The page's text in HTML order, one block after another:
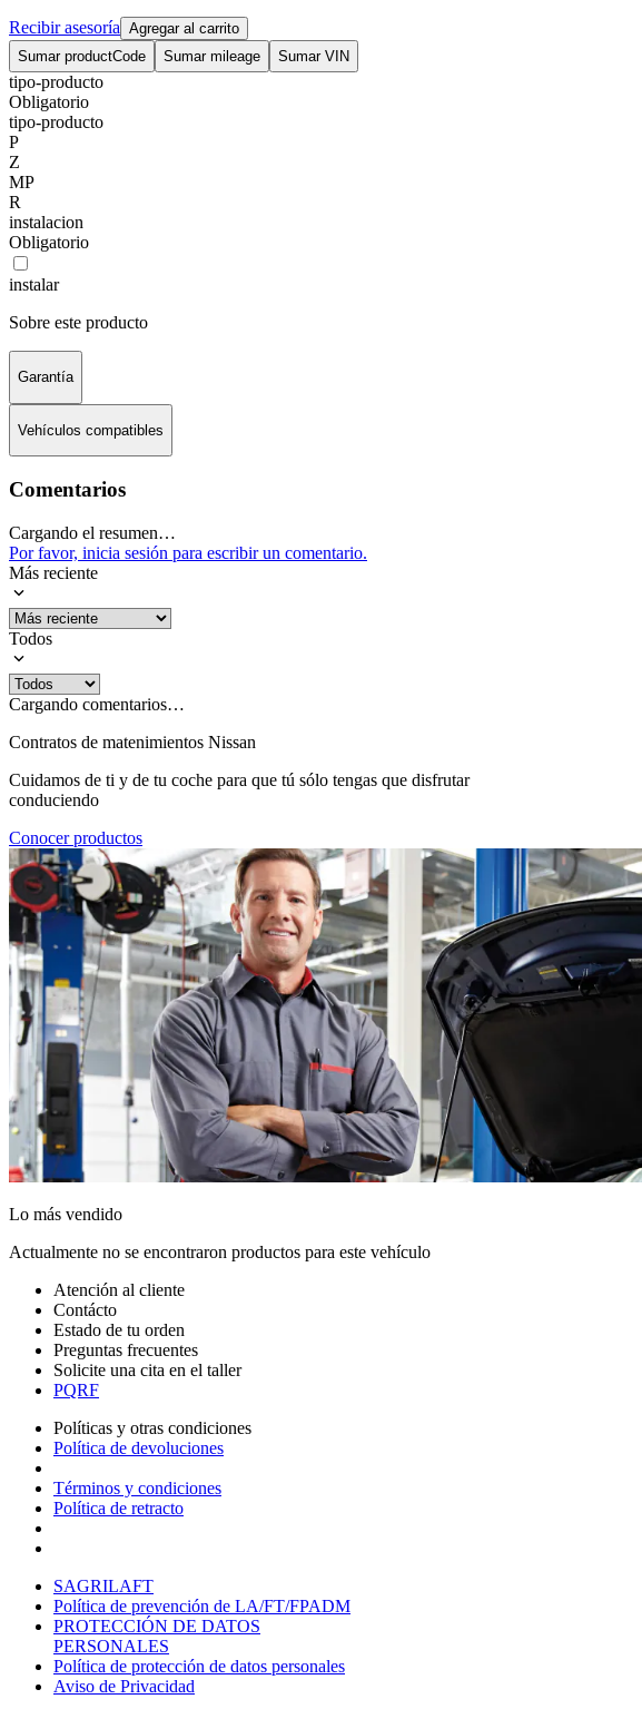
Recibir asesoría Agregar al carrito
Sumar productCode
Sumar mileage Sumar VIN
tipo-producto
Obligatorio
tipo-producto
P
Z
MP
R
instalacion
Obligatorio
instalar
Sobre este producto
Garantía
Vehículos compatibles
Comentarios
Cargando el resumen…
Por favor, inicia sesión para escribir un comentario.
Más reciente
Todos
Cargando comentarios…
Contratos de matenimientos Nissan
Cuidamos de ti y de tu coche para que tú sólo tengas que disfrutar
conduciendo
Conocer productos
Lo más vendido
Actualmente no se encontraron productos para este vehículo
Atención al cliente
Contácto
Estado de tu orden
Preguntas frecuentes
Solicite una cita en el taller
PQRF
Políticas y otras condiciones
Política de devoluciones
Términos y condiciones
Política de retracto
SAGRILAFT
Política de prevención de LA/FT/FPADM
PROTECCIÓN DE DATOS
PERSONALES
Política de protección de datos personales
Aviso de Privacidad